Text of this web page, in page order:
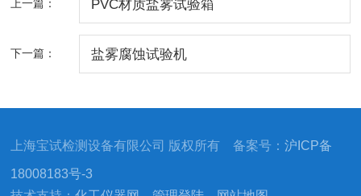
上一篇： PVC材质盐雾试验箱
下一篇： 盐雾腐蚀试验机
上海宝试检测设备有限公司 版权所有 备案号：沪ICP备
18008183号-3